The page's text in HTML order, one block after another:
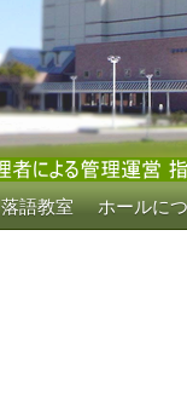
落語教室 ホールに